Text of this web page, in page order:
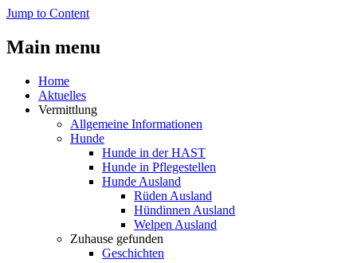
Jump to Content
Main menu
Home
Aktuelles
Vermittlung
Allgemeine Informationen
Hunde
Hunde in der HAST
Hunde in Pflegestellen
Hunde Ausland
Rüden Ausland
Hündinnen Ausland
Welpen Ausland
Zuhause gefunden
Geschichten